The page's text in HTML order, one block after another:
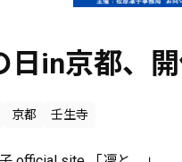
日in京都、開
京都 壬生寺